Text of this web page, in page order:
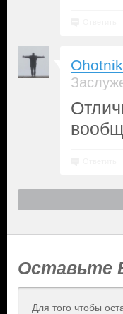
Оставьте
Для того чтобы